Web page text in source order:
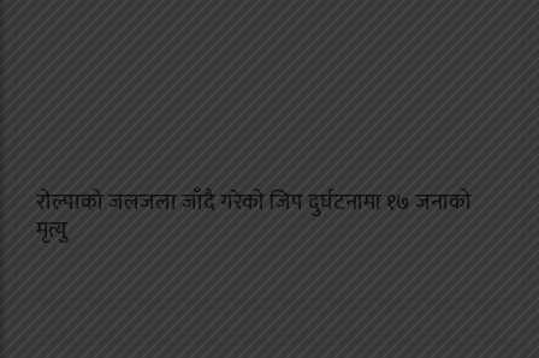
रोल्पाको जलजला जाँदै गरेको जिप दुर्घटनामा १७ जनाको
मृत्यु